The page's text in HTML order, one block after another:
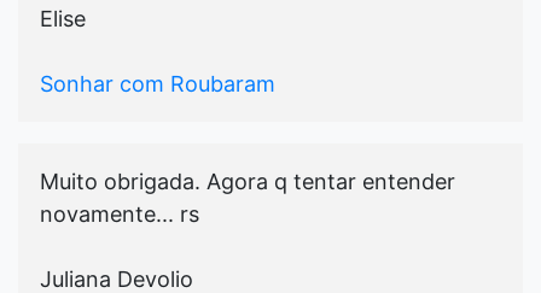
Elise
Sonhar com Roubaram
Muito obrigada. Agora q tentar entender
novamente... rs
Juliana Devolio